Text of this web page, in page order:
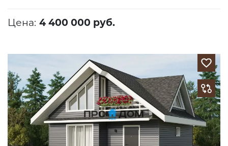
Цена: 4 400 000 руб.